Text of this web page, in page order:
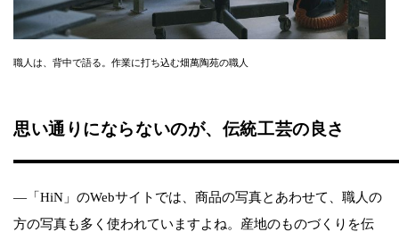
職人は、背中で語る。作業に打ち込む畑萬陶苑の職人
思い通りにならないのが、伝統工芸の良さ
—「HiN」のWebサイトでは、商品の写真とあわせて、職人の
方の写真も多く使われていますよね。産地のものづくりを伝